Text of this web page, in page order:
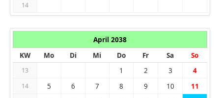
14
April 2038
KW
Mo Di Mi Do Fr Sa So
13 1 2 3 4
14 5 6 7 8 9 10 11